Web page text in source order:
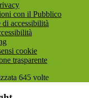
con il Pubblico
accessibilità
cookie
trasparente
645 volte